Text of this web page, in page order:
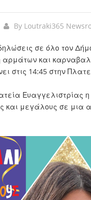
By Loutraki365
σε όλο τον
αρμάτων και
στις 14:45 στην
Ευαγγελιστρίας η
και μεγάλους σε μια